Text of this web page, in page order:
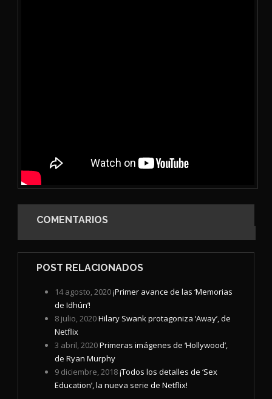
COMENTARIOS
POST RELACIONADOS
14 agosto, 2020¡Primer avance de las ‘Memorias
de Idhún’!
8 julio, 2020Hilary Swank protagoniza ‘Away’, de
Netflix
3 abril, 2020Primeras imágenes de ‘Hollywood’,
de Ryan Murphy
9 diciembre, 2018¡Todos los detalles de ‘Sex
Education’, la nueva serie de Netflix!